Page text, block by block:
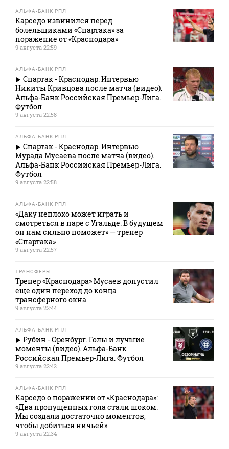
АЛЬФА-БАНК РПЛ
Карседо извинился перед
болельщиками «Спартака» за
поражение от «Краснодара»
9 августа 22:59
АЛЬФА-БАНК РПЛ
Спартак - Краснодар. Интервью
Никиты Кривцова после матча (видео).
Альфа-Банк Российская Премьер-Лига.
Футбол
9 августа 22:58
АЛЬФА-БАНК РПЛ
Спартак - Краснодар. Интервью
Мурада Мусаева после матча (видео).
Альфа-Банк Российская Премьер-Лига.
Футбол
9 августа 22:58
АЛЬФА-БАНК РПЛ
«Даку неплохо может играть и
смотреться в паре с Угальде. В будущем
он нам сильно поможет» — тренер
«Спартака»
9 августа 22:57
ТРАНСФЕРЫ
Тренер «Краснодара» Мусаев допустил
еще один переход до конца
трансферного окна
9 августа 22:44
АЛЬФА-БАНК РПЛ
Рубин - Оренбург. Голы и лучшие
моменты (видео). Альфа-Банк
Российская Премьер-Лига. Футбол
9 августа 22:42
АЛЬФА-БАНК РПЛ
Карседо о поражении от «Краснодара»:
«Два пропущенных гола стали шоком.
Мы создали достаточно моментов,
чтобы добиться ничьей»
9 августа 22:34